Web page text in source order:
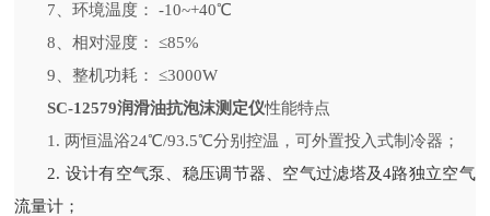
7、环境温度： -10~+40℃
8、相对湿度： ≤85%
9、整机功耗： ≤3000W
SC-12579润滑油抗泡沫测定仪性能特点
1. 两恒温浴24℃/93.5℃分别控温，可外置投入式制冷器；
2. 设计有空气泵、稳压调节器、空气过滤塔及4路独立空气
流量计；